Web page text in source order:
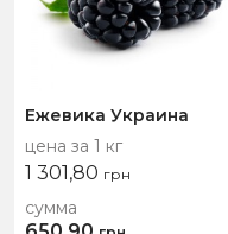
Ежевика Украина
цена за 1 кг
1 301,80 грн
сумма